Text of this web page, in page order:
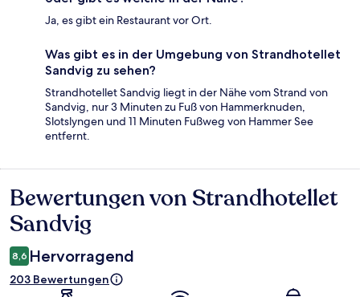
Ja, es gibt ein Restaurant vor Ort.
Was gibt es in der Umgebung von Strandhotellet
Sandvig zu sehen?
Strandhotellet Sandvig liegt in der Nähe vom Strand von
Sandvig, nur 3 Minuten zu Fuß von Hammerknuden,
Slotslyngen und 11 Minuten Fußweg von Hammer See
entfernt.
Bewertungen
Bewertungen von Strandhotellet
Sandvig
8,6 Hervorragend
203 Bewertungen